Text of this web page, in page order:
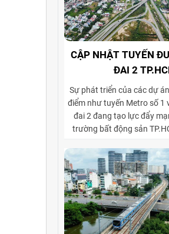
CẬP NHẬT TUYẾN
ĐAI 2
Sự phát triển của các dự
điểm như tuyến Metro số 1
đai 2 đang tạo lực đẩy
trường bất động sản
phòng. Vành đai 2 hoàn
giao thông liên vùng, rút
chuyển từ ngoại thành
rộng không gian phát triển
thị mới, khu biệt thự cao
phòng ở những vị trí chiến
giữa tiện ích di chuyển và